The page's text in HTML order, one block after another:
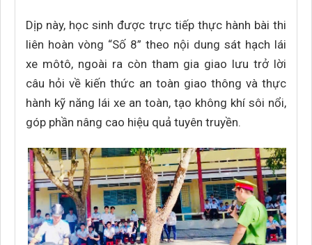
Dịp này, học sinh được trực tiếp thực hành bài thi
liên hoàn vòng “Số 8” theo nội dung sát hạch lái
xe môtô, ngoài ra còn tham gia giao lưu trở lời
câu hỏi về kiến thức an toàn giao thông và thực
hành kỹ năng lái xe an toàn, tạo không khí sôi nổi,
góp phần nâng cao hiệu quả tuyên truyền.